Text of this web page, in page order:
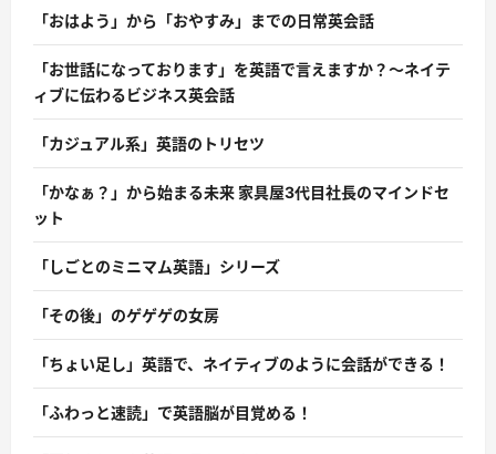
「おはよう」から「おやすみ」までの日常英会話
「お世話になっております」を英語で言えますか？〜ネイテ
ィブに伝わるビジネス英会話
「カジュアル系」英語のトリセツ
「かなぁ？」から始まる未来 家具屋3代目社長のマインドセ
ット
「しごとのミニマム英語」シリーズ
「その後」のゲゲゲの女房
「ちょい足し」英語で、ネイティブのように会話ができる！
「ふわっと速読」で英語脳が目覚める！